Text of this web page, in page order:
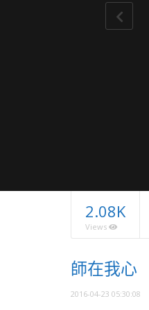
2.08K
Views
師在我心
2016-04-23 05:30:08